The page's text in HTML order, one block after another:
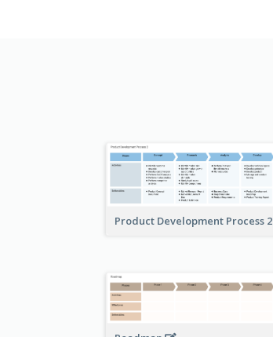
Product Development Process 2